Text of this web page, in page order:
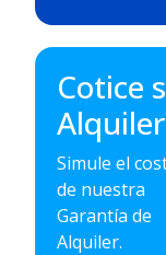
Cotice
Alquiler
Simule el
de nuestra
Garantía de
Alquiler.